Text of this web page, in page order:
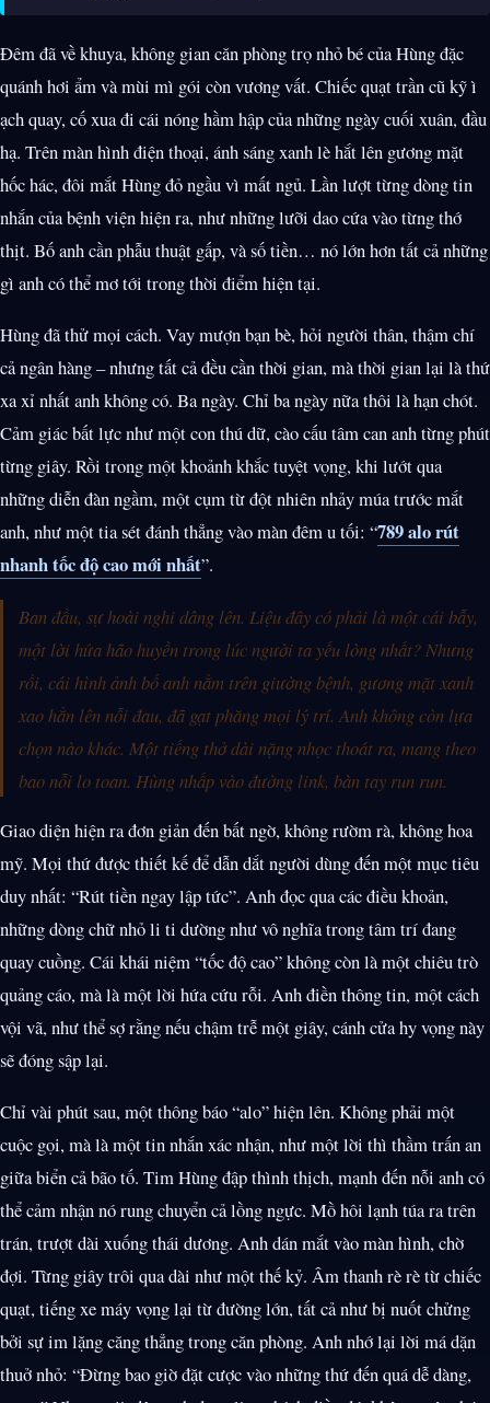
Đêm đã về khuya, không gian căn phòng trọ nhỏ bé của Hùng đặc
quánh hơi ẩm và mùi mì gói còn vương vất. Chiếc quạt trần cũ kỹ ì
ạch quay, cố xua đi cái nóng hầm hập của những ngày cuối xuân, đầu
hạ. Trên màn hình điện thoại, ánh sáng xanh lè hắt lên gương mặt
hốc hác, đôi mắt Hùng đỏ ngầu vì mất ngủ. Lần lượt từng dòng tin
nhắn của bệnh viện hiện ra, như những lưỡi dao cứa vào từng thớ
thịt. Bố anh cần phẫu thuật gấp, và số tiền… nó lớn hơn tất cả những
gì anh có thể mơ tới trong thời điểm hiện tại.
Hùng đã thử mọi cách. Vay mượn bạn bè, hỏi người thân, thậm chí
cả ngân hàng – nhưng tất cả đều cần thời gian, mà thời gian lại là thứ
xa xỉ nhất anh không có. Ba ngày. Chỉ ba ngày nữa thôi là hạn chót.
Cảm giác bất lực như một con thú dữ, cào cấu tâm can anh từng phút
từng giây. Rồi trong một khoảnh khắc tuyệt vọng, khi lướt qua
những diễn đàn ngầm, một cụm từ đột nhiên nhảy múa trước mắt
anh, như một tia sét đánh thẳng vào màn đêm u tối: “789 alo rút
nhanh tốc độ cao mới nhất”.
Ban đầu, sự hoài nghi dâng lên. Liệu đây có phải là một cái bẫy,
một lời hứa hão huyền trong lúc người ta yếu lòng nhất? Nhưng
rồi, cái hình ảnh bố anh nằm trên giường bệnh, gương mặt xanh
xao hằn lên nỗi đau, đã gạt phăng mọi lý trí. Anh không còn lựa
chọn nào khác. Một tiếng thở dài nặng nhọc thoát ra, mang theo
bao nỗi lo toan. Hùng nhấp vào đường link, bàn tay run run.
Giao diện hiện ra đơn giản đến bất ngờ, không rườm rà, không hoa
mỹ. Mọi thứ được thiết kế để dẫn dắt người dùng đến một mục tiêu
duy nhất: “Rút tiền ngay lập tức”. Anh đọc qua các điều khoản,
những dòng chữ nhỏ li ti dường như vô nghĩa trong tâm trí đang
quay cuồng. Cái khái niệm “tốc độ cao” không còn là một chiêu trò
quảng cáo, mà là một lời hứa cứu rỗi. Anh điền thông tin, một cách
vội vã, như thể sợ rằng nếu chậm trễ một giây, cánh cửa hy vọng này
sẽ đóng sập lại.
Chỉ vài phút sau, một thông báo “alo” hiện lên. Không phải một
cuộc gọi, mà là một tin nhắn xác nhận, như một lời thì thầm trấn an
giữa biển cả bão tố. Tim Hùng đập thình thịch, mạnh đến nỗi anh có
thể cảm nhận nó rung chuyển cả lồng ngực. Mồ hôi lạnh túa ra trên
trán, trượt dài xuống thái dương. Anh dán mắt vào màn hình, chờ
đợi. Từng giây trôi qua dài như một thế kỷ. Âm thanh rè rè từ chiếc
quạt, tiếng xe máy vọng lại từ đường lớn, tất cả như bị nuốt chửng
bởi sự im lặng căng thẳng trong căn phòng. Anh nhớ lại lời má dặn
thuở nhỏ: “Đừng bao giờ đặt cược vào những thứ đến quá dễ dàng,